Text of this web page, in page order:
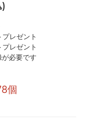
)
レゼント
レゼント
必要です
個